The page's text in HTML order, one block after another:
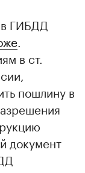
в ГИБДД
в ст.
пошлину в
документ